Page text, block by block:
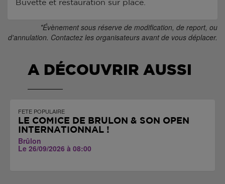
Buvette et restauration sur place.
*Évènement sous réserve de modification, de report, ou
d'annulation. Contactez les organisateurs avant de vous déplacer.
A DÉCOUVRIR AUSSI
FETE POPULAIRE
LE COMICE DE BRÛLON & SON OPEN
INTERNATIONNAL !
Brûlon
Le 26/09/2026 à 08:00